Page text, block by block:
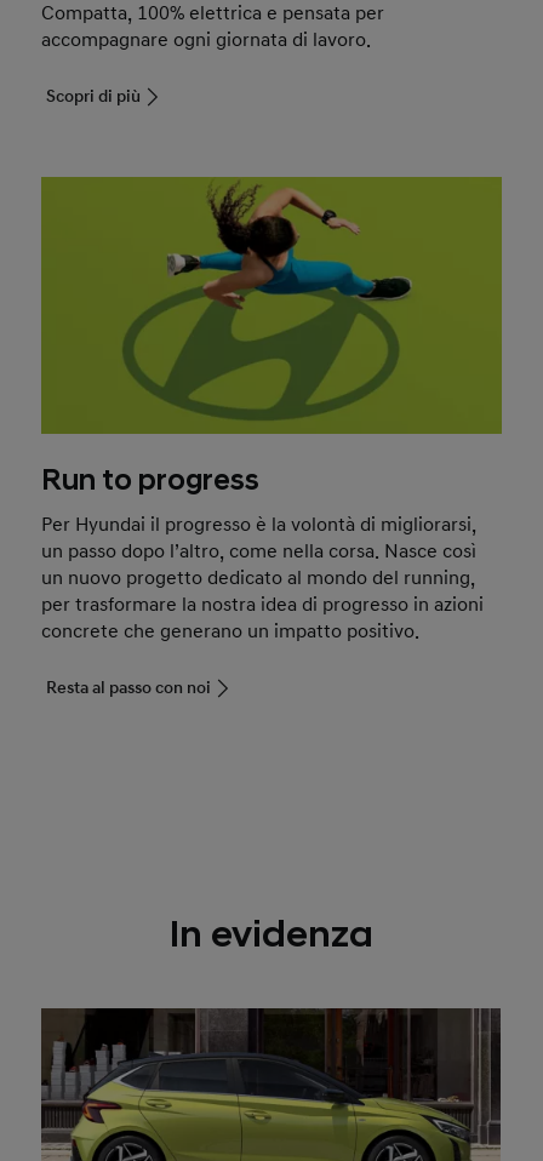
Compatta, 100% elettrica e pensata per
accompagnare ogni giornata di lavoro.
Scopri di più
Run to progress
Per Hyundai il progresso è la volontà di migliorarsi,
un passo dopo l’altro, come nella corsa. Nasce così
un nuovo progetto dedicato al mondo del running,
per trasformare la nostra idea di progresso in azioni
concrete che generano un impatto positivo.
Resta al passo con noi
In evidenza